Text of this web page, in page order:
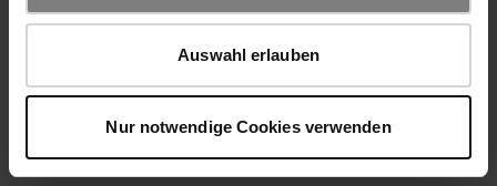
Auswahl erlauben
Nur notwendige Cookies verwenden